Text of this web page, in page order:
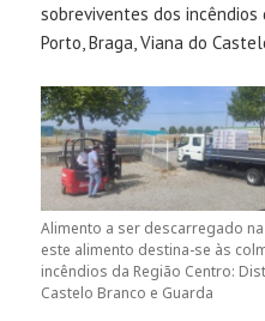
sobreviventes dos
Porto, Braga, Viana do
Alimento a ser descarregado na
este alimento destina-se às
incêndios da Região Centro:
Castelo Branco e Guarda